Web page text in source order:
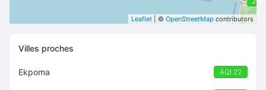
Leaflet | © OpenStreetMap contributors
Villes proches
Ekpoma AQI 22